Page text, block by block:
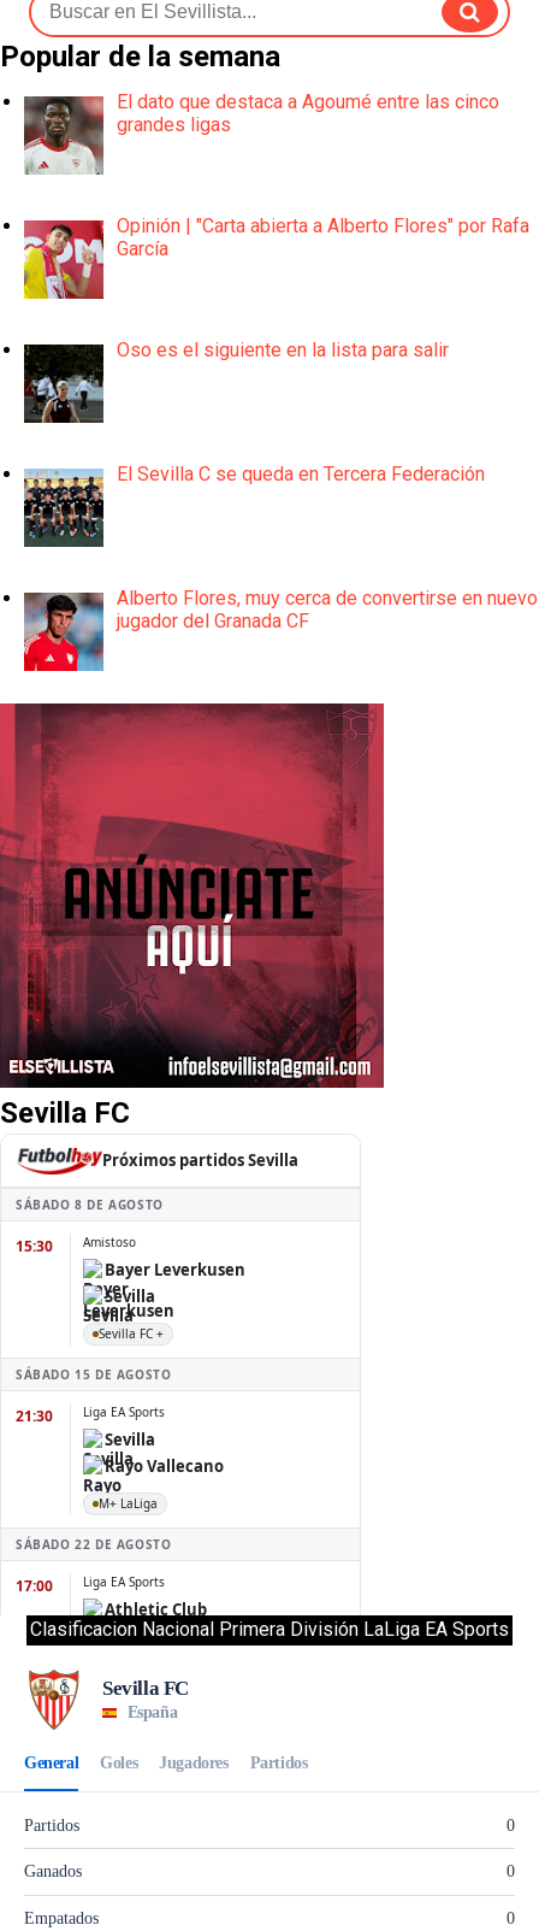
Popular de la semana
El dato que destaca a Agoumé entre las cinco
grandes ligas
Opinión | "Carta abierta a Alberto Flores" por Rafa
García
Oso es el siguiente en la lista para salir
El Sevilla C se queda en Tercera Federación
Alberto Flores, muy cerca de convertirse en nuevo
jugador del Granada CF
Sevilla FC
Clasificacion Nacional Primera División LaLiga EA Sports